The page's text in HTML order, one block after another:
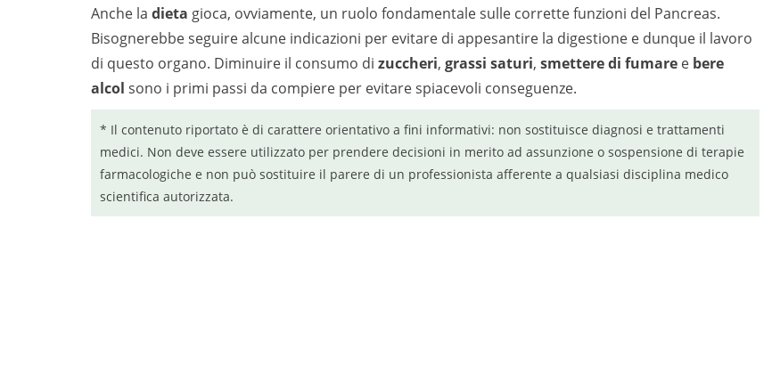
Anche la dieta gioca, ovviamente, un ruolo fondamentale sulle corrette funzioni del Pancreas.
Bisognerebbe seguire alcune indicazioni per evitare di appesantire la digestione e dunque il lavoro
di questo organo. Diminuire il consumo di zuccheri, grassi saturi, smettere di fumare e bere
alcol sono i primi passi da compiere per evitare spiacevoli conseguenze.
* Il contenuto riportato è di carattere orientativo a fini informativi: non sostituisce diagnosi e trattamenti
medici. Non deve essere utilizzato per prendere decisioni in merito ad assunzione o sospensione di terapie
farmacologiche e non può sostituire il parere di un professionista afferente a qualsiasi disciplina medico
scientifica autorizzata.